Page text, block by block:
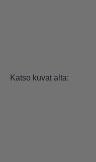
Katso kuvat alta: